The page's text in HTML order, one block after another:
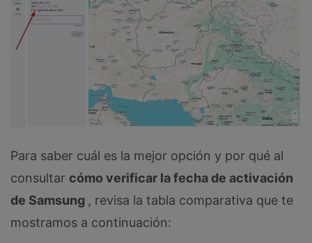
Para saber cuál es la mejor opción y por qué al
consultar cómo verificar la fecha de activación
de Samsung , revisa la tabla comparativa que te
mostramos a continuación: